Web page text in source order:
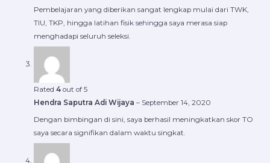
Pembelajaran yang diberikan sangat lengkap mulai dari TWK,
TIU, TKP, hingga latihan fisik sehingga saya merasa siap
menghadapi seluruh seleksi.
Rated 4out of 5
Hendra Saputra Adi Wijaya – September 14, 2020
Dengan bimbingan di sini, saya berhasil meningkatkan skor TO
saya secara signifikan dalam waktu singkat.